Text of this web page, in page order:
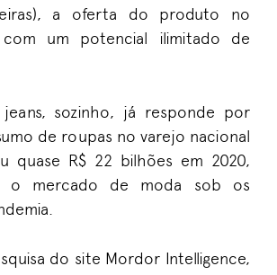
a oferta do produto no
um potencial ilimitado de
sozinho, já responde por
de roupas no varejo nacional
quase R$ 22 bilhões em 2020,
o mercado de moda sob os
do site Mordor Intelligence,